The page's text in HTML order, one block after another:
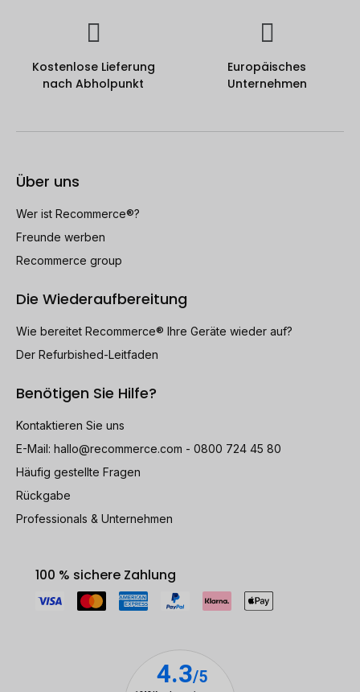
Kostenlose Lieferung
nach Abholpunkt
Europäisches
Unternehmen
Über uns
Wer ist Recommerce®?
Freunde werben
Recommerce group
Die Wiederaufbereitung
Wie bereitet Recommerce® Ihre Geräte wieder auf?
Der Refurbished-Leitfaden
Benötigen Sie Hilfe?
Kontaktieren Sie uns
E-Mail: hallo@recommerce.com - 0800 724 45 80
Häufig gestellte Fragen
Rückgabe
Professionals & Unternehmen
100 % sichere Zahlung